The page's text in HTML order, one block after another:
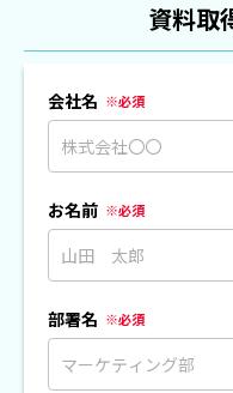
資料取
会社名
お名前
部署名